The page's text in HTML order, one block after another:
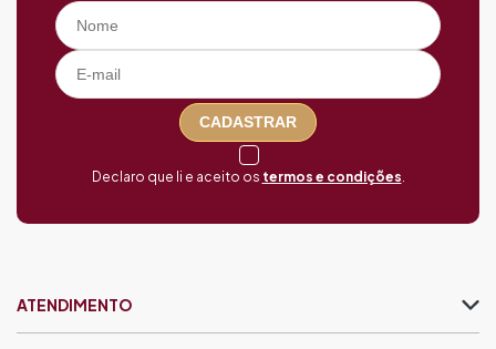
CADASTRAR
Declaro que li e aceito os termos e condições
ATENDIMENTO